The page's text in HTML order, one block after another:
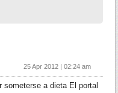
25 Apr 2012 | 02:24 am
someterse a dieta El portal